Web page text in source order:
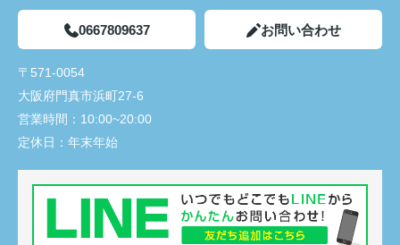
0667809637 お問い合わせ
〒571-0054
大阪府門真市浜町27-6
営業時間： 10:00~20:00
定休日： 年末年始